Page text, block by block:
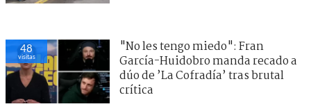
48
visitas
"No les tengo miedo": Fran
García-Huidobro manda recado a
dúo de ’La Cofradía’ tras brutal
crítica